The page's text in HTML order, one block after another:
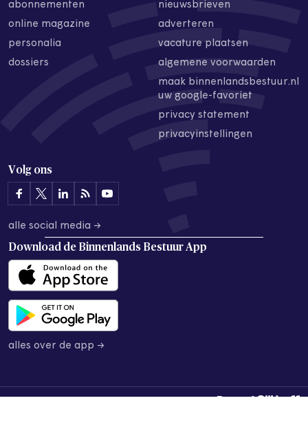
abonnementen
online magazine
personalia
dossiers
nieuwsbrieven
adverteren
vacature plaatsen
algemene voorwaarden
maak binnenlandsbestuur.nl
uw google-favoriet
privacy statement
privacyinstellingen
Volg ons
alle social media →
Download de Binnenlands Bestuur App
alles over de app →